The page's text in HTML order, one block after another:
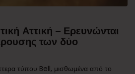
Αττική – Ερευνώνται
των δύο
τύπου Bell, μισθωμένα από το